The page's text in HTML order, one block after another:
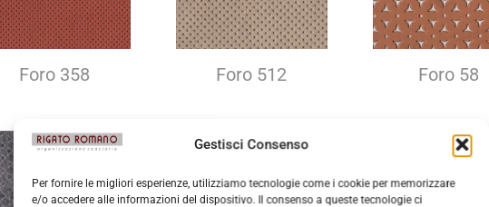
Gestisci Consenso
Per fornire le migliori esperienze, utilizziamo tecnologie come i cookie per memorizzare
e/o accedere alle informazioni del dispositivo. Il consenso a queste tecnologie ci
Foro 358 Foro 512 Foro 58